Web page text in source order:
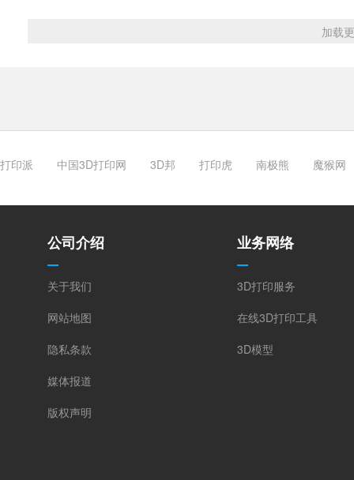
加载
打印派 中国3D打印网 3D邦 打印虎 南极熊 魔猴网
公司介绍
关于我们
网站地图
隐私条款
媒体报道
版权声明
业务网络
3D打印服务
在线3D打印工具
3D模型